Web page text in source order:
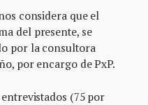
considera que el
del presente, se
por la consultora
por encargo de PxP.
(75 por